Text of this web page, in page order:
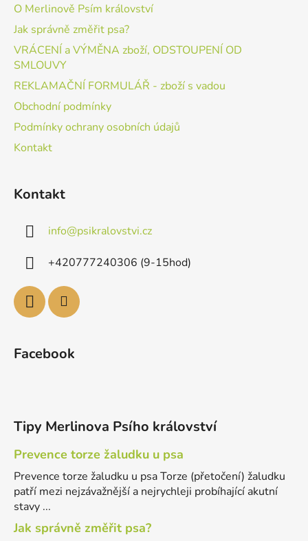
O Merlinově Psím království
Jak správně změřit psa?
VRÁCENÍ a VÝMĚNA zboží, ODSTOUPENÍ OD
SMLOUVY
REKLAMAČNÍ FORMULÁŘ - zboží s vadou
Obchodní podmínky
Podmínky ochrany osobních údajů
Kontakt
Kontakt
info@psikralovstvi.cz
+420777240306 (9-15hod)
Facebook
Tipy Merlinova Psího království
Prevence torze žaludku u psa
Prevence torze žaludku u psa Torze (přetočení) žaludku
patří mezi nejzávažnější a nejrychleji probíhající akutní
stavy ...
Jak správně změřit psa?